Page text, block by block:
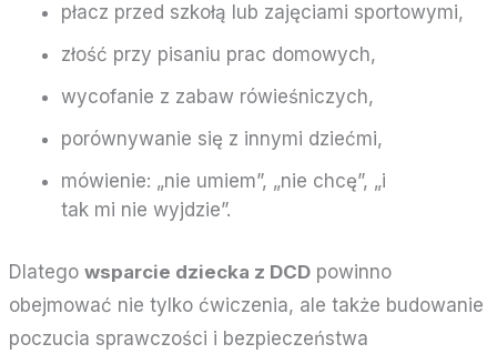
płacz przed szkołą lub zajęciami sportowymi,
złość przy pisaniu prac domowych,
wycofanie z zabaw rówieśniczych,
porównywanie się z innymi dziećmi,
mówienie: „nie umiem”, „nie chcę”, „i
tak mi nie wyjdzie”.
Dlategowsparcie dziecka z DCD powinno
obejmować nie tylko ćwiczenia, ale także budowanie
poczucia sprawczości i bezpieczeństwa